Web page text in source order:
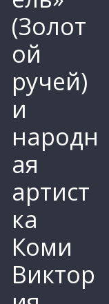
(Золот
ой
ручей)
и
народн
ая
артист
ка
Коми
Виктор